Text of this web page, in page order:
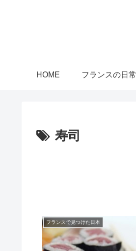
HOME フランスの日常
寿司
フランスで見つけた日本